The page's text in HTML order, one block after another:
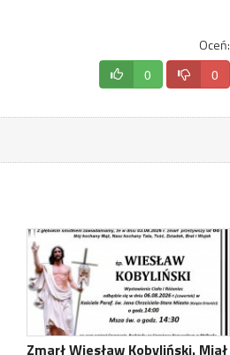
Oceń:
0 0
Zmarł Wiesław Kobyliński. Miał